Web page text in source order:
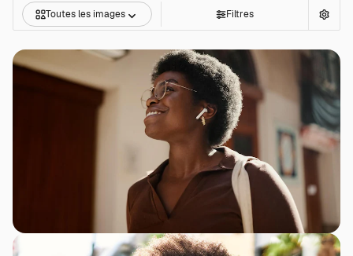
Toutes les images Filtres